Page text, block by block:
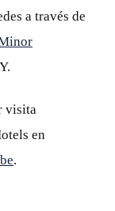
a través de
visita
en
.